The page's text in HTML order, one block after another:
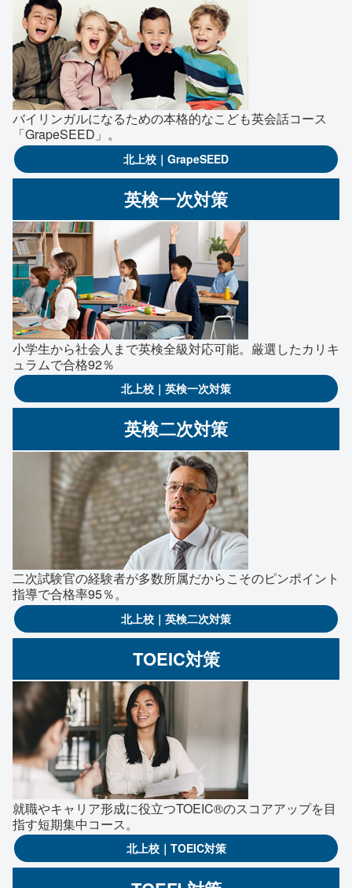
バイリンガルになるための本格的なこども英会話コース
「GrapeSEED」。
北上校｜GrapeSEED
英検一次対策
小学生から社会人まで英検全級対応可能。厳選したカリキ
ュラムで合格92％
北上校｜英検一次対策
英検二次対策
二次試験官の経験者が多数所属だからこそのピンポイント
指導で合格率95％。
北上校｜英検二次対策
TOEIC対策
就職やキャリア形成に役立つTOEIC®のスコアアップを目
指す短期集中コース。
北上校｜TOEIC対策